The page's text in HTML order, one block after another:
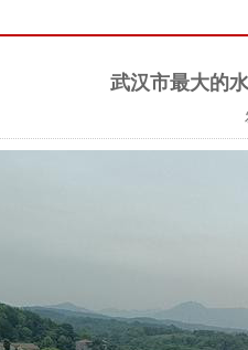
武汉市最大的